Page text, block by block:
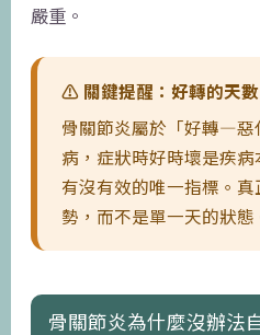
嚴重。
⚠️ 關鍵提醒：好轉的天
骨關節炎屬於「好轉—惡
病，症狀時好時壞是疾
有沒有效的唯一指標。
勢，而不是單一天的狀態
骨關節炎為什麼沒辦法